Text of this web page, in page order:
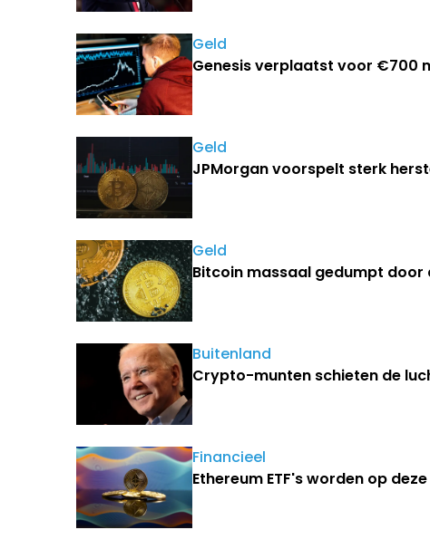
Geld
Genesis verplaatst voor €700
Geld
JPMorgan voorspelt sterk
Geld
Bitcoin massaal gedumpt door
Buitenland
Crypto-munten schieten de
Financieel
Ethereum ETF's worden op